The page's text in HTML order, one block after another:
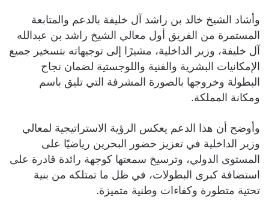
وأشاد الشيخ خالد بن راشد آل خليفة بالدعم والمتابعة
المستمرة من الفريق أول معالي الشيخ راشد بن عبدالله
آل خليفة، وزير الداخلية، مشيرًا إلى توجيهاته بتسخير جميع
الإمكانيات البشرية والفنية واللوجستية لضمان نجاح
البطولة وخروجها بالصورة المشرفة التي تليق باسم
ومكانة المملكة.
وأوضح أن هذا الدعم يعكس الرؤية الاستراتيجية لمعالي
وزير الداخلية في تعزيز حضور البحرين رياضيًا على
المستوى الدولي، وترسيخ سمعتها كوجهة رائدة قادرة على
استضافة كبرى البطولات، في ظل ما تمتلكه من بنية
تحتية متطورة وكفاءات وطنية متميزة.